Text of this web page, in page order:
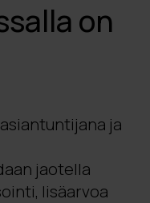
on
ja
jaotella
lisäarvoa